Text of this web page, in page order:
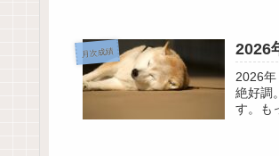
月次成績 2026
2026
絶好調
す。も